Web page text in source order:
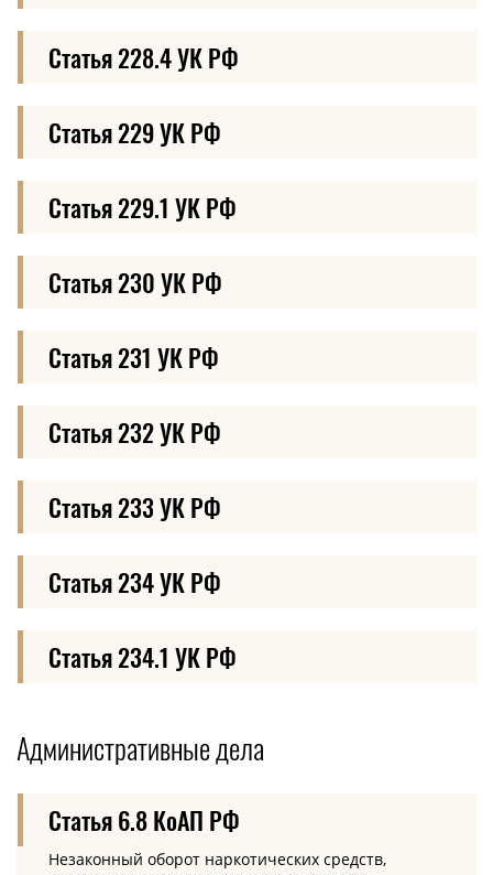
Статья 228.4 УК РФ
Статья 229 УК РФ
Статья 229.1 УК РФ
Статья 230 УК РФ
Статья 231 УК РФ
Статья 232 УК РФ
Статья 233 УК РФ
Статья 234 УК РФ
Статья 234.1 УК РФ
Административные дела
Статья 6.8 КоАП РФ
Незаконный оборот наркотических средств,